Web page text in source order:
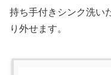
持ち手付きシンク洗い
り外せます。